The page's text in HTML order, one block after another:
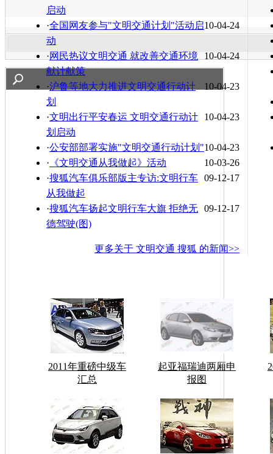
启动
10-04-24
·全国网友参与"文明交通计划"活动启
动
10-04-24
·网民热议文明交通 就改善交通环境
献计献策
10-04-23
·沪鲁等地大力推进文明交通行动计
划
10-04-23
·文明出行平安春运 文明交通行动计
划启动
10-04-23
·公安部部署实施"文明交通行动计划"
10-03-26
· 《文明交通从我做起》活动
09-12-17
·搜狐汽车俱乐部版主专访:文明行车
从我做起
09-12-17
·搜狐汽车扬起文明行车大旗 拒绝无
德驾驶(图)
更多关于 文明交通 搜狐 的新闻>>
2011年重磅中级车
汇总
起亚福瑞迪两厢申
报图